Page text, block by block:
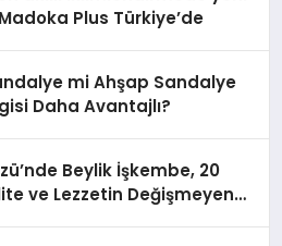
Plus Türkiye’de
mi Ahşap Sandalye
Daha Avantajlı?
Beylik İşkembe, 20
ve Lezzetin Değişmeyen